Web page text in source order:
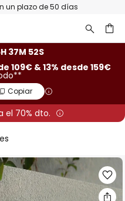
un plazo de 50 días
37M 51S
109€ & 13% desde 159€
Copiar
el 70% dto.